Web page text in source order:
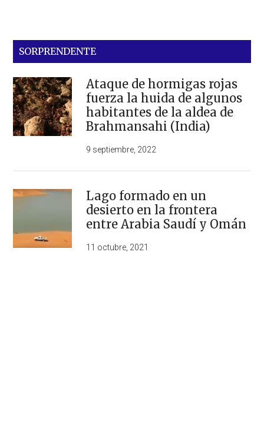
SORPRENDENTE
Ataque de hormigas rojas
fuerza la huida de algunos
habitantes de la aldea de
Brahmansahi (India)
9 septiembre, 2022
Lago formado en un
desierto en la frontera
entre Arabia Saudí y Omán
11 octubre, 2021